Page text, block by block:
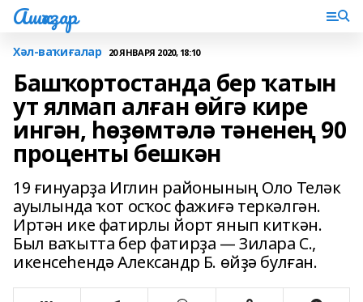
Ашҡаҙар
Хәл-ваҡиғалар 20 ЯНВАРЯ 2020, 18:10
Башҡортостанда бер ҡатын
ут ялмап алған өйгә кире
ингән, һөҙөмтәлә тәненең 90
проценты бешкән
19 ғинуарҙа Иглин районының Оло Теләк
ауылында ҡот осҡос фажиғә теркәлгән.
Иртән ике фатирлы йорт янып киткән.
Был ваҡытта бер фатирҙа — Зилара С.,
икенсеһендә Александр Б. өйҙә булған.